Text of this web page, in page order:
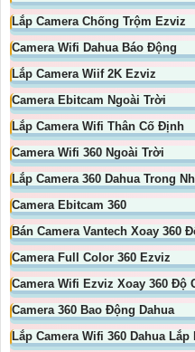
Lắp Camera Chống Trộm Ezviz
Camera Wifi Dahua Báo Động
Lắp Camera Wiif 2K Ezviz
Camera Ebitcam Ngoài Trời
Lắp Camera Wifi Thân Cố Định
Camera Wifi 360 Ngoài Trời
Lắp Camera 360 Dahua Trong
Camera Ebitcam 360
Bán Camera Vantech Xoay 360
Camera Full Color 360 Ezviz
Camera Wifi Ezviz Xoay 360
Camera 360 Bao Động Dahua
Lắp Camera Wifi 360 Dahua Lắp